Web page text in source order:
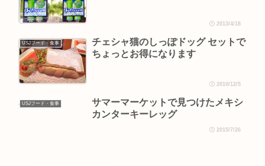
2013/4/18
USJフード・食事
チェシャ猫のしっぽドッグ セットで
ちょっとお得になります
2010/12/5
USJフード・食事
サマーマーケットで見つけたメキシ
カンターキーレッグ
2015/7/26